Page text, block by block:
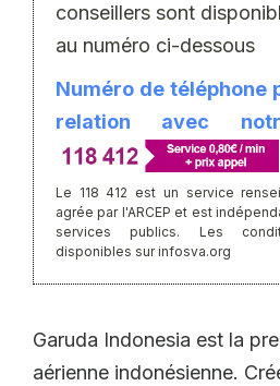
conseillers sont
au numéro ci-dessous
Numéro de téléphone
relation avec
Le 118 412 est un service
agrée par l'ARCEP et est
services publics. Les
disponibles sur infosva.org
Garuda Indonesia est la
aérienne indonésienne.